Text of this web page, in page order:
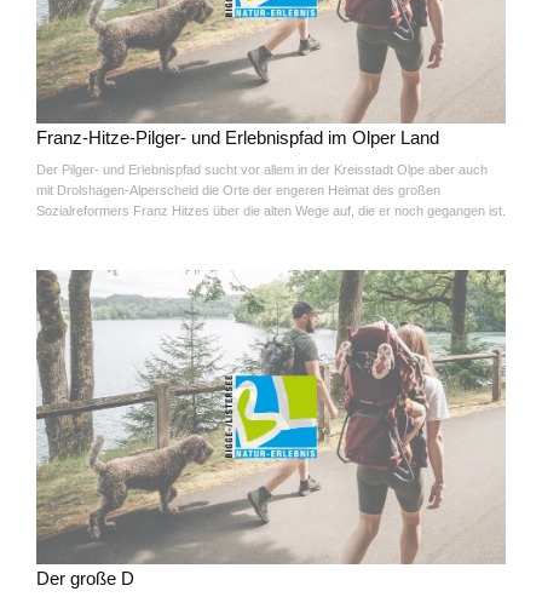
Franz-Hitze-Pilger- und Erlebnispfad im Olper Land
Der Pilger- und Erlebnispfad sucht vor allem in der Kreisstadt Olpe aber auch
mit Drolshagen-Alperscheid die Orte der engeren Heimat des großen
Sozialreformers Franz Hitzes über die alten Wege auf, die er noch gegangen ist.
Der große D